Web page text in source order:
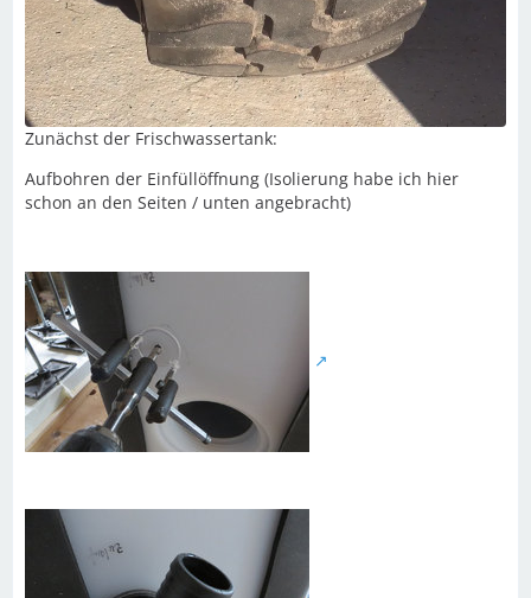
Zunächst der Frischwassertank:
Aufbohren der Einfüllöffnung (Isolierung habe ich hier
schon an den Seiten / unten angebracht)